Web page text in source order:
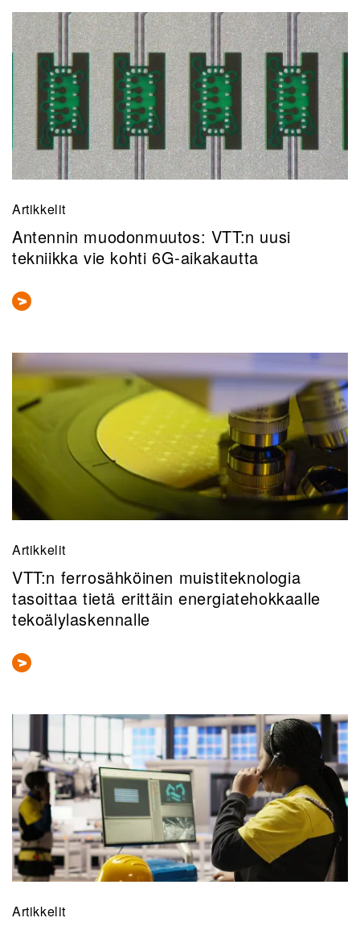
Artikkelit
Antennin muodonmuutos: VTT:n uusi
tekniikka vie kohti 6G-aikakautta
Artikkelit
VTT:n ferrosähköinen muistiteknologia
tasoittaa tietä erittäin energiatehokkaalle
tekoälylaskennalle
Artikkelit